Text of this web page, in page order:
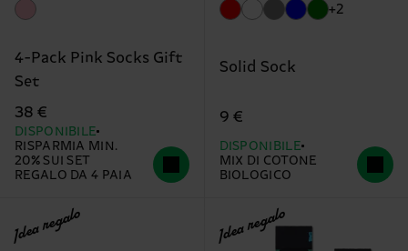
4-Pack Pink Socks Gift
Set
38 €
DISPONIBILE
RISPARMIA MIN.
20% SUI SET
REGALO DA 4 PAIA
+2
Solid Sock
9 €
DISPONIBILE
MIX DI COTONE
BIOLOGICO
Idea regalo Idea regalo